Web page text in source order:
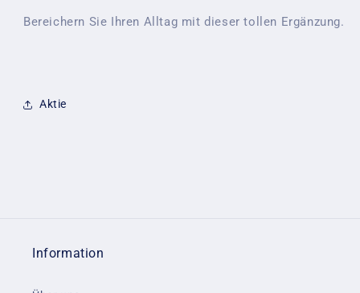
Bereichern Sie Ihren Alltag mit dieser tollen Ergänzung.
Aktie
Information